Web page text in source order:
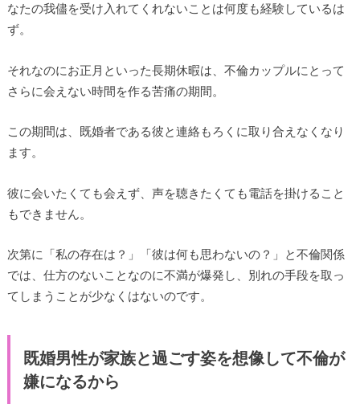
なたの我儘を受け入れてくれないことは何度も経験しているは
ず。
それなのにお正月といった長期休暇は、不倫カップルにとって
さらに会えない時間を作る苦痛の期間。
この期間は、既婚者である彼と連絡もろくに取り合えなくなり
ます。
彼に会いたくても会えず、声を聴きたくても電話を掛けること
もできません。
次第に「私の存在は？」「彼は何も思わないの？」と不倫関係
では、仕方のないことなのに不満が爆発し、別れの手段を取っ
てしまうことが少なくはないのです。
既婚男性が家族と過ごす姿を想像して不倫が
嫌になるから